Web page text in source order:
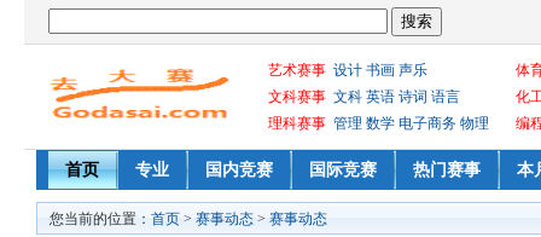
艺术赛事 设计 书画 声乐
文科赛事 文科 英语 诗词 语言
理科赛事 管理 数学 电子商务 物理
体
化
编
首页 专业 国内竞赛 国际竞赛 热门赛事 本
您当前的位置： 首页 > 赛事动态 > 赛事动态